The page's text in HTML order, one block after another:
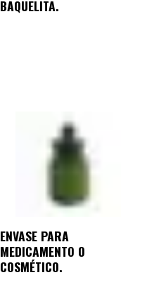
BAQUELITA.
ENVASE PARA
MEDICAMENTO O
COSMÉTICO.